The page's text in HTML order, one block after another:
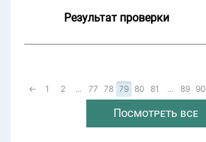
Результат проверки
← 1 2 ... 77 78 79 80 81 ... 89 90
Посмотреть все